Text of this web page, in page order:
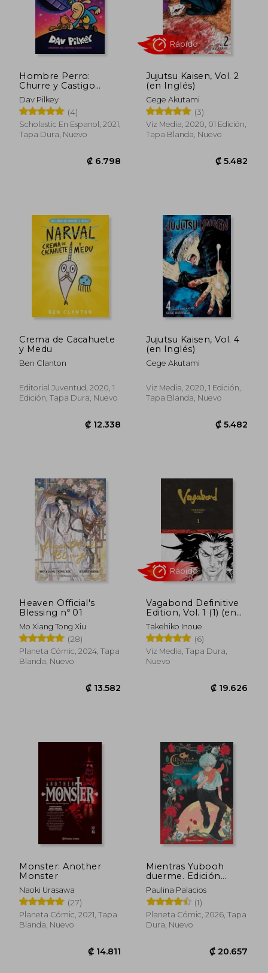
₡ 9.553 ₡
Hombre Perro:
Churre y Castigo
(Hombre Perro #9)
Dav Pilkey
(4)
Scholastic En Espanol, 2021,
Tapa Dura, Nuevo
Jujutsu Kaisen, Vol. 2
(en Inglés)
Gege Akutami
(3)
Viz Media, 2020, 01 Edición,
Tapa Blanda, Nuevo
Rápido
Crema de Cacahuete
y Medu
Ben Clanton
Editorial Juventud, 2020, 1
Edición, Tapa Dura, Nuevo
Jujutsu Kaisen, Vol. 4
(en Inglés)
Gege Akutami
Viz Media, 2020, 1 Edición,
Tapa Blanda, Nuevo
Heaven Official's
Blessing nº 01
Mo Xiang Tong Xiu
(28)
Planeta Cómic, 2024, Tapa
Blanda, Nuevo
Vagabond Definitive
Edition, Vol. 1 (1) (en
Inglés)
Takehiko Inoue
(6)
Viz Media, Tapa Dura,
Nuevo
Rápido
Monster: Another
Monster
Naoki Urasawa
(27)
Planeta Cómic, 2021, Tapa
Blanda, Nuevo
Mientras Yubooh
duerme. Edición
especial vol. 2
Paulina Palacios
(1)
Planeta Cómic, 2026, Tapa
Dura, Nuevo